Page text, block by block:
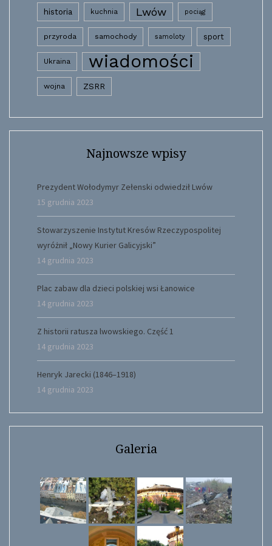
historia kuchnia Lwów pociąg
przyroda samochody samoloty sport
Ukraina wiadomości
wojna ZSRR
Najnowsze wpisy
Prezydent Wołodymyr Zełenski odwiedził Lwów
15 grudnia 2023
Stowarzyszenie Instytut Kresów Rzeczypospolitej
wyróżnił „Nowy Kurier Galicyjski”
14 grudnia 2023
Plac zabaw dla dzieci polskiej wsi Łanowice
14 grudnia 2023
Z historii ratusza lwowskiego. Część 1
14 grudnia 2023
Henryk Jarecki (1846–1918)
14 grudnia 2023
Galeria